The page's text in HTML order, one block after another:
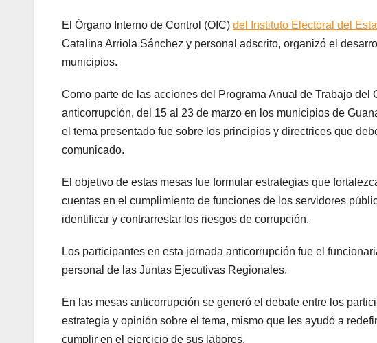
El Órgano Interno de Control (OIC) del Instituto Electoral del
Catalina Arriola Sánchez y personal adscrito, organizó el
municipios.
Como parte de las acciones del Programa Anual de Trabajo
anticorrupción, del 15 al 23 de marzo en los municipios de
el tema presentado fue sobre los principios y directrices que
comunicado.
El objetivo de estas mesas fue formular estrategias que
cuentas en el cumplimiento de funciones de los servidores
identificar y contrarrestar los riesgos de corrupción.
Los participantes en esta jornada anticorrupción fue el
personal de las Juntas Ejecutivas Regionales.
En las mesas anticorrupción se generó el debate entre los
estrategia y opinión sobre el tema, mismo que les ayudó a
cumplir en el ejercicio de sus labores.